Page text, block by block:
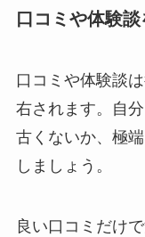
口コミや体験
口コミや体験談
右されます。自
古くないか、極
しましょう。
良い口コミだけ